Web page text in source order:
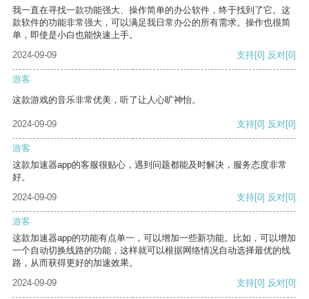
我一直在寻找一款功能强大、操作简单的办公软件，终于找到了它。这
款软件的功能非常强大，可以满足我日常办公的所有需求。操作也很简
单，即使是小白也能快速上手。
2024-09-09
支持[0] 反对[0]
游客
这款游戏的音乐非常优美，听了让人心旷神怡。
2024-09-09 支持[0] 反对[0]
游客
这款加速器app的客服很贴心，遇到问题都能及时解决，服务态度非常
好。
2024-09-09
支持[0] 反对[0]
游客
这款加速器app的功能有点单一，可以增加一些新功能。比如，可以增加
一个自动切换线路的功能，这样就可以根据网络情况自动选择最优的线
路，从而获得更好的加速效果。
2024-09-09
支持[0] 反对[0]